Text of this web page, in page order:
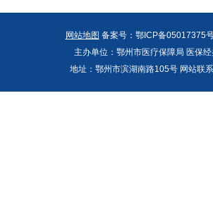
网站地图 备案号：鄂ICP备05017375
主办单位：鄂州市医疗保障局 医保
地址：鄂州市滨湖南路105号 网站